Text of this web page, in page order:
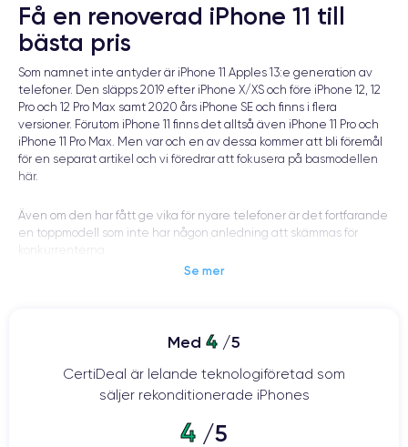
Få en renoverad iPhone 11 till
bästa pris
Som namnet inte antyder är iPhone 11 Apples 13:e generation av
telefoner. Den släpps 2019 efter iPhone X/XS och före iPhone 12, 12
Pro och 12 Pro Max samt 2020 års iPhone SE och finns i flera
versioner. Förutom iPhone 11 finns det alltså även iPhone 11 Pro och
iPhone 11 Pro Max. Men var och en av dessa kommer att bli föremål
för en separat artikel och vi föredrar att fokusera på basmodellen
här.
Även om den har fått ge vika för nyare telefoner är det fortfarande
en toppmodell som inte har någon anledning att skämmas för
konkurrenterna.
renovering? Det finns inget bättre än en fransk specialist på
området för att hjälpa dig att hitta din lycka.
Sammanhanget av iPhone 11-utgivningen
Se mer
Med 4 /5
CertiDeal är lelande teknologiföretad som
säljer rekonditionerade iPhones
4 /5